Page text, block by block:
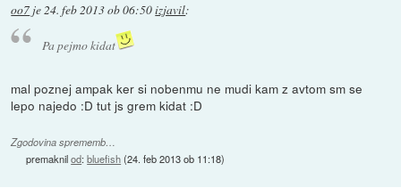
oo7 je24. feb 2013 ob 06:50izjavil:
Pa pejmo kidat
mal poznej ampak ker si nobenmu ne mudi kam z avtom sm se
lepo najedo :D tut js grem kidat :D
Zgodovina sprememb…
premaknilod:bluefish(24. feb 2013 ob 11:18)